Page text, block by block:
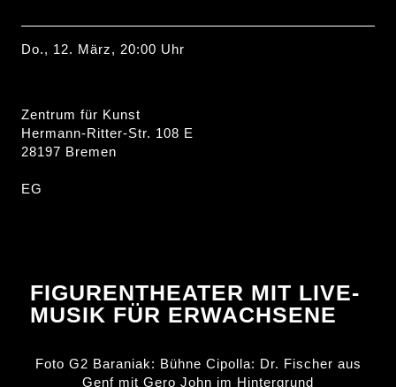
Do., 12. März, 20:00 Uhr
Zentrum für Kunst
Hermann-Ritter-Str. 108 E
28197 Bremen
EG
FIGURENTHEATER MIT LIVE-
MUSIK FÜR ERWACHSENE
Foto G2 Baraniak: Bühne Cipolla: Dr. Fischer aus
Genf mit Gero John im Hintergrund